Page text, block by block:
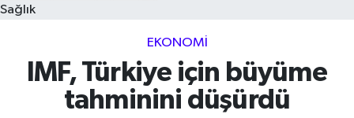
Sağlık
EKONOMI
IMF, Türkiye için büyüme
tahminini düşürdü